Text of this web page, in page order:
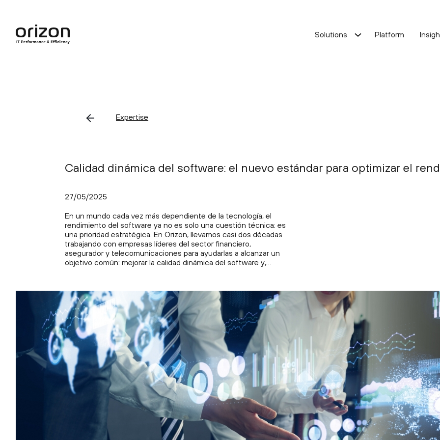
content
Solutions
We help digital entities improve
Overview solutions
Performance Operations
Center(POC)
DevPerOps
Platform
Expertise
Calidad dinámica del software: el nuevo estándar para optimizar el
27/05/2025
En un mundo cada vez más dependiente de la tecnología, el
rendimiento del software ya no es solo una cuestión técnica: es
una prioridad estratégica. En Orizon, llevamos casi dos décadas
trabajando con empresas líderes del sector financiero,
asegurador y telecomunicaciones para ayudarlas a alcanzar un
objetivo común: mejorar la calidad dinámica del software y,…